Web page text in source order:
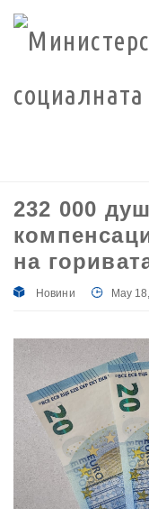
внимание:
достъпност.
232 000
на
Новини May